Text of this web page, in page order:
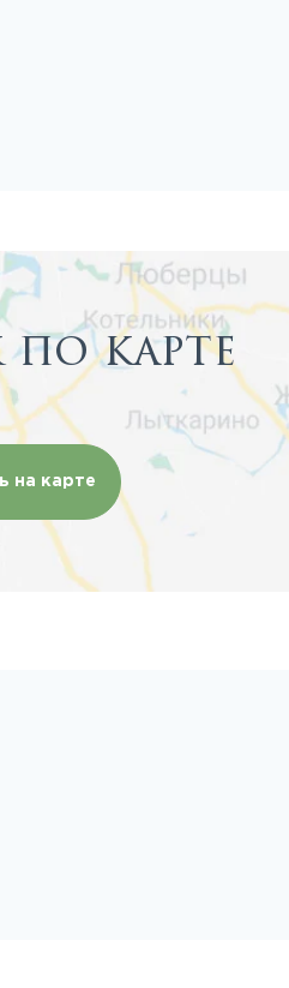
карте
на карте